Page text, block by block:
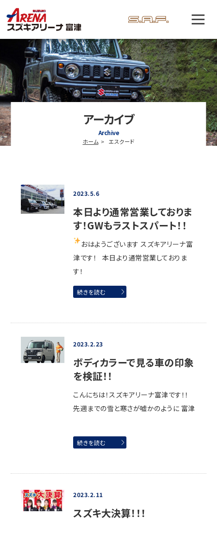
アーカイブ
Archive
ホーム エスクード
2023.5.6
本日より通常営業しておりま
す！GWもラストスパート！！
おはようございます スズキアリーナ富
津です！ 本日より通常営業しておりま
す！
続きを読む
2023.2.23
ボディカラーで見る車の印象
を検証！！
こんにちは！スズキアリーナ富津です！！
先週までの雪と寒さが嘘かのように 富津
続きを読む
2023.2.11
スズキ大決算！！！